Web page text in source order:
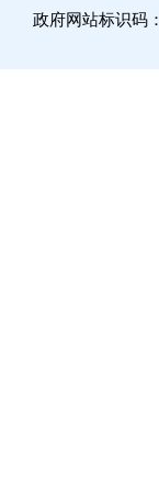
政府网站标识码